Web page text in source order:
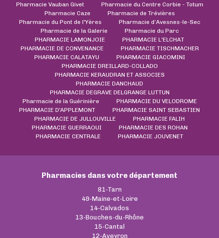
Pharmacie Vauban Givet
Pharmacie du Centre Corbie - Totum
Pharmacie Caze
Pharmacie de Trévières
Pharmacie du Pont de l'Yères
Pharmacie d’Avesnes-le-Sec
Pharmacie de la Galerie
Pharmacie du Parc
PHARMACIE LAMONJOIE
PHARMACIE L'ELCHAT
PHARMACIE DE CONVENANCE
PHARMACIE TISCHMACHER
PHARMACIE CALATAYU
PHARMACIE GIACOMINI
PHARMACIE DREILLARD-COLLADO
PHARMACIE KERAUDRAN ET ASSOCIES
PHARMACIE DANCHAUD
PHARMACIE DEGRAVE DELGRANGE LUTTUN
Pharmacie de la Guérinière
PHARMACIE DU VELODROME
PHARMACIE D'APPLEMONT
PHARMACIE SAINT SEBASTIEN
PHARMACIE DE JULLOUVILLE
PHARMACIE FALIH
PHARMACIE GUERRAOUI
PHARMACIE DES ROHAN
PHARMACIE CENTRALE
PHARMACIE JOUVENET
Pharmacies dans votre département
81-Tarn
49-Maine-et-Loire
14-Calvados
13-Bouches-du-Rhône
15-Cantal
12-Aveyron